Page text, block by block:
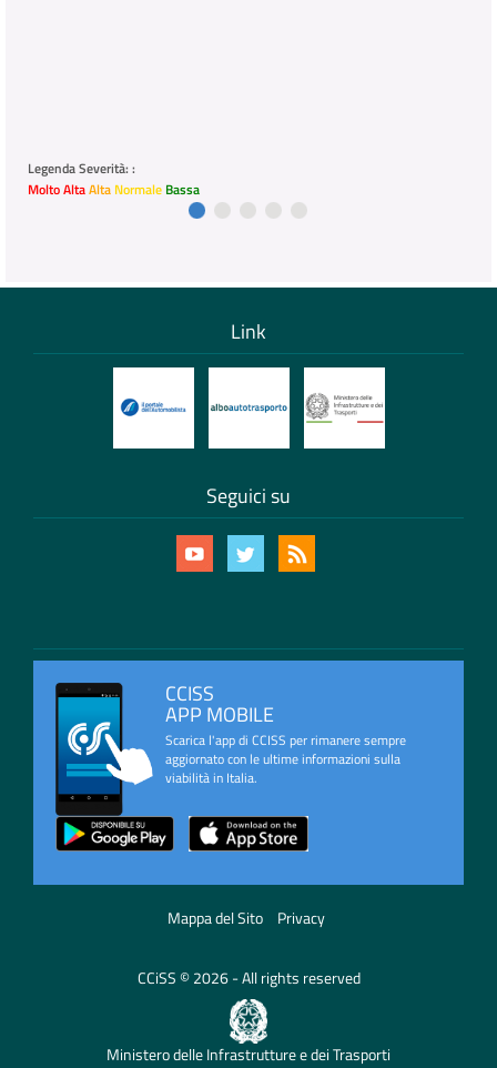
Legenda Severità: :
Molto AltaAlta Normale Bassa
Link
Seguici su
CCISS
APP MOBILE
Scarica l'app di CCISS per rimanere sempre
aggiornato con le ultime informazioni sulla
viabilità in Italia.
Mappa del Sito Privacy
CCiSS © 2026 - All rights reserved
Ministero delle Infrastrutture e dei Trasporti